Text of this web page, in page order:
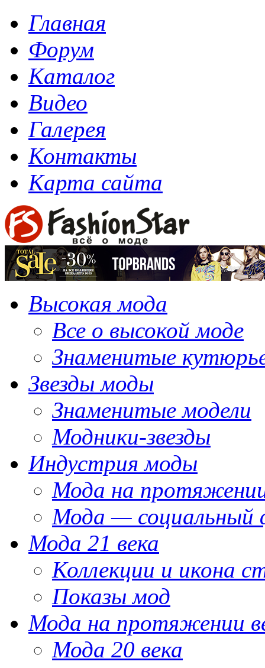
Главная
Форум
Каталог
Видео
Галерея
Контакты
Карта сайта
Высокая мода
Все о высокой моде
Знаменитые
Звезды моды
Знаменитые модели
Модники-звезды
Индустрия моды
Мода на
Мода — социальный
Мода 21 века
Коллекции и икона
Показы мод
Мода на протяжении
Мода 20 века